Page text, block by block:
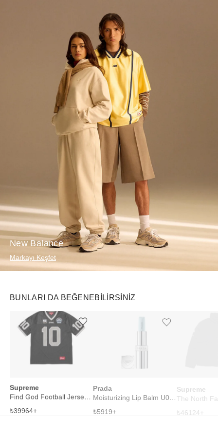
New Balance
Markayı Keşfet
BUNLARI DA BEĞENEBILIRSINIZ
Supreme
₺39964+
Ürünü istek listesine ekle veya listeden çıkar
Prada
₺5919+
Ürünü istek listesine ekle veya listeden çıkar
Supreme
₺ 46124